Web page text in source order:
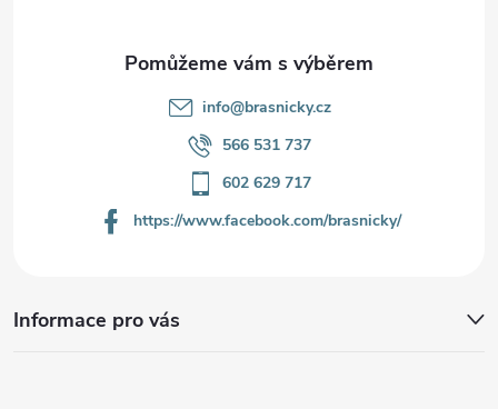
info@brasnicky.cz
566 531 737
602 629 717
https://www.facebook.com/brasnicky/
Informace pro vás